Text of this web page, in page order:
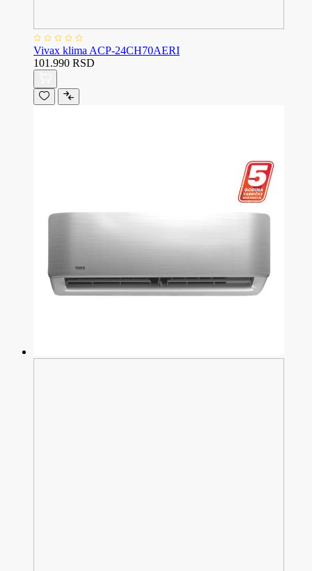
Vivax klima ACP-24CH70AERI
101.990 RSD